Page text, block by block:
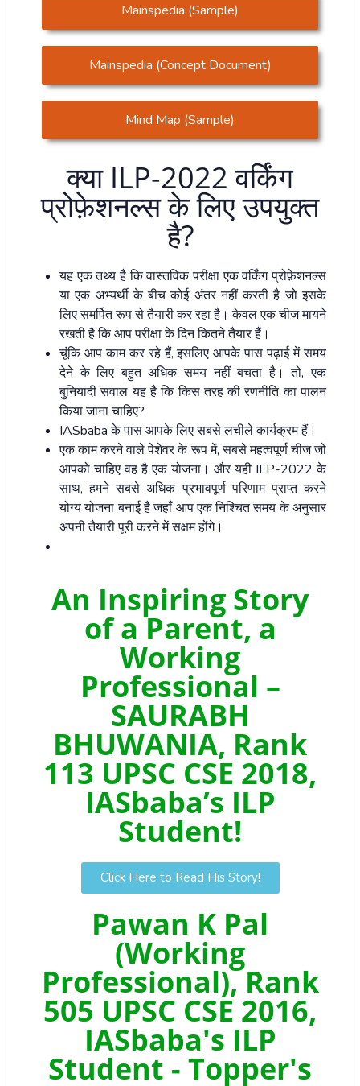
Mainspedia (Sample)
Mainspedia (Concept Document)
Mind Map (Sample)
क्या ILP-2022 वर्किंग
प्रोफ़ेशनल्स के लिए उपयुक्त
है?
यह एक तथ्य है कि वास्तविक परीक्षा एक वर्किंग प्रोफ़ेशनल्स
या एक अभ्यर्थी के बीच कोई अंतर नहीं करती है जो इसके
लिए समर्पित रूप से तैयारी कर रहा है। केवल एक चीज मायने
रखती है कि आप परीक्षा के दिन कितने तैयार हैं।
चूंकि आप काम कर रहे हैं, इसलिए आपके पास पढ़ाई में समय
देने के लिए बहुत अधिक समय नहीं बचता है। तो, एक
बुनियादी सवाल यह है कि किस तरह की रणनीति का पालन
किया जाना चाहिए?
IASbaba के पास आपके लिए सबसे लचीले कार्यक्रम हैं।
एक काम करने वाले पेशेवर के रूप में, सबसे महत्वपूर्ण चीज जो
आपको चाहिए वह है एक योजना। और यही ILP-2022 के
साथ, हमने सबसे अधिक प्रभावपूर्ण परिणाम प्राप्त करने
योग्य योजना बनाई है जहाँ आप एक निश्चित समय के अनुसार
अपनी तैयारी पूरी करने में सक्षम होंगे।
An Inspiring Story
of a Parent, a
Working
Professional –
SAURABH
BHUWANIA, Rank
113 UPSC CSE 2018,
IASbaba’s ILP
Student!
Click Here to Read His Story!
Pawan K Pal
(Working
Professional), Rank
505 UPSC CSE 2016,
IASbaba's ILP
Student - Topper's